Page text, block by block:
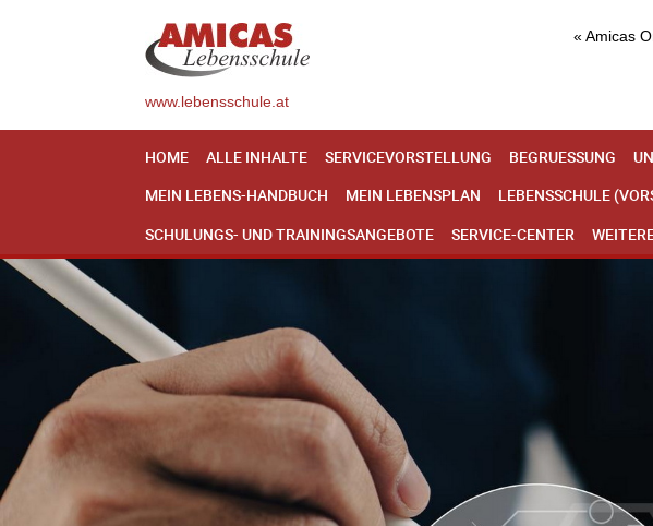
« Amicas
www.lebensschule.at
HOME ALLE INHALTE SERVICEVORSTELLUNG BEGRUESSUNG
MEIN LEBENS-HANDBUCH
MEIN LEBENSPLAN LEBENSSCHULE
SCHULUNGS- UND TRAININGSANGEBOTE
SERVICE-CENTER